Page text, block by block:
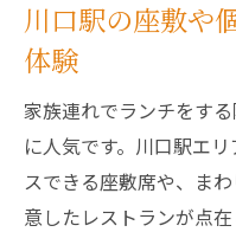
川口駅の座敷や
体験
家族連れでランチをす
に人気です。川口駅エ
スできる座敷席や、ま
意したレストランが点